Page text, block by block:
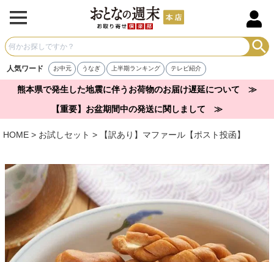
人気ワード お中元 うなぎ 上半期ランキング テレビ紹介
熊本県で発生した地震に伴うお荷物のお届け遅延について ≫
【重要】お盆期間中の発送に関しまして ≫
HOME お試しセット 【訳あり】マファール【ポスト投函】